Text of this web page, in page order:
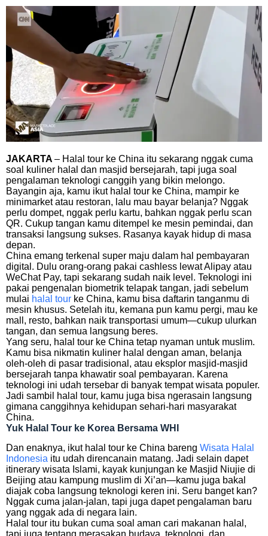
JAKARTA – Halal tour ke China itu sekarang nggak cuma
soal kuliner halal dan masjid bersejarah, tapi juga soal
pengalaman teknologi canggih yang bikin melongo.
Bayangin aja, kamu ikut halal tour ke China, mampir ke
minimarket atau restoran, lalu mau bayar belanja? Nggak
perlu dompet, nggak perlu kartu, bahkan nggak perlu scan
QR. Cukup tangan kamu ditempel ke mesin pemindai, dan
transaksi langsung sukses. Rasanya kayak hidup di masa
depan.
China emang terkenal super maju dalam hal pembayaran
digital. Dulu orang-orang pakai cashless lewat Alipay atau
WeChat Pay, tapi sekarang sudah naik level. Teknologi ini
pakai pengenalan biometrik telapak tangan, jadi sebelum
mulai halal tour ke China, kamu bisa daftarin tanganmu di
mesin khusus. Setelah itu, kemana pun kamu pergi, mau ke
mall, resto, bahkan naik transportasi umum—cukup ulurkan
tangan, dan semua langsung beres.
Yang seru, halal tour ke China tetap nyaman untuk muslim.
Kamu bisa nikmatin kuliner halal dengan aman, belanja
oleh-oleh di pasar tradisional, atau eksplor masjid-masjid
bersejarah tanpa khawatir soal pembayaran. Karena
teknologi ini udah tersebar di banyak tempat wisata populer.
Jadi sambil halal tour, kamu juga bisa ngerasain langsung
gimana canggihnya kehidupan sehari-hari masyarakat
China.
Yuk Halal Tour ke Korea Bersama WHI
Dan enaknya, ikut halal tour ke China bareng Wisata Halal
Indonesia itu udah direncanain matang. Jadi selain dapet
itinerary wisata Islami, kayak kunjungan ke Masjid Niujie di
Beijing atau kampung muslim di Xi’an—kamu juga bakal
diajak coba langsung teknologi keren ini. Seru banget kan?
Nggak cuma jalan-jalan, tapi juga dapet pengalaman baru
yang nggak ada di negara lain.
Halal tour itu bukan cuma soal aman cari makanan halal,
tapi juga tentang merasakan budaya, teknologi, dan